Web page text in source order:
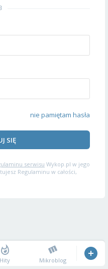
nie pamiętam hasła
SIĘ
serwisu Wykop.pl w jego
Regulaminu w całości,
Hity Mikroblog